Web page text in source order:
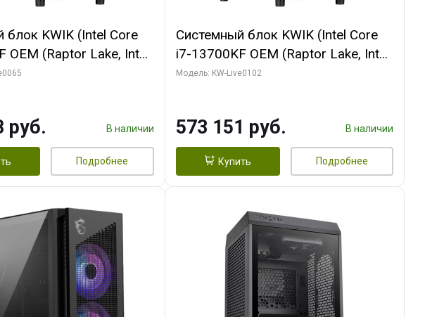
блок KWIK (Intel Core
OEM (Raptor Lake, Intel
8PC/ 64 ГБ ОЗУ (2
руб. В наличии
Подробнее
Системный блок KWIK (Intel Core
i7-13700KF OEM (Raptor Lake, Intel
7, C16 8EC/8PC/ 32 ГБ ОЗУ (2
Turbo/ 960 ГБ SSD)
Модель: KW-Live0102
573 151 руб. В наличии
Купить Подробнее